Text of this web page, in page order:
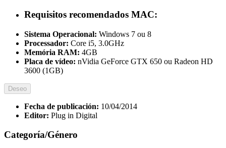
Requisitos recomendados MAC:
Sistema Operacional: Windows 7 ou 8
Processador: Core i5, 3.0GHz
Memória RAM: 4GB
Placa de vídeo: nVidia GeForce GTX 650 ou Radeon HD
3600 (1GB)
Deseo
Fecha de publicación: 10/04/2014
Editor: Plug in Digital
Categoría/Género